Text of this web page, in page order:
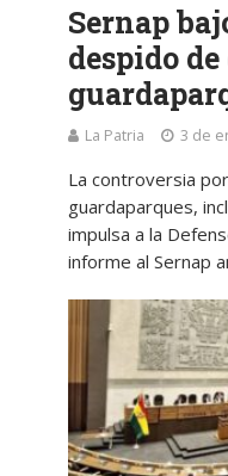
Sernap
despido
La Patria 3 de
La controversia
guardaparques,
impulsa a la
informe al Sernap